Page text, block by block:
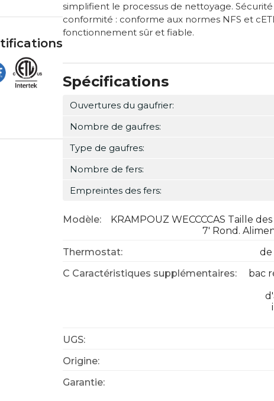
simplifient le processus de nettoyage.
conformité : conforme aux normes NFS et
fonctionnement sûr et fiable.
Spécifications
Ouvertures du gaufrier:
Nombre de gaufres:
Type de gaufres:
Nombre de fers:
Empreintes des fers:
Modèle:
KRAMPOUZ WECCCCAS Taille
7' Rond.
Thermostat:
de
C Caractéristiques supplémentaires:
bac
UGS:
Origine:
Garantie: